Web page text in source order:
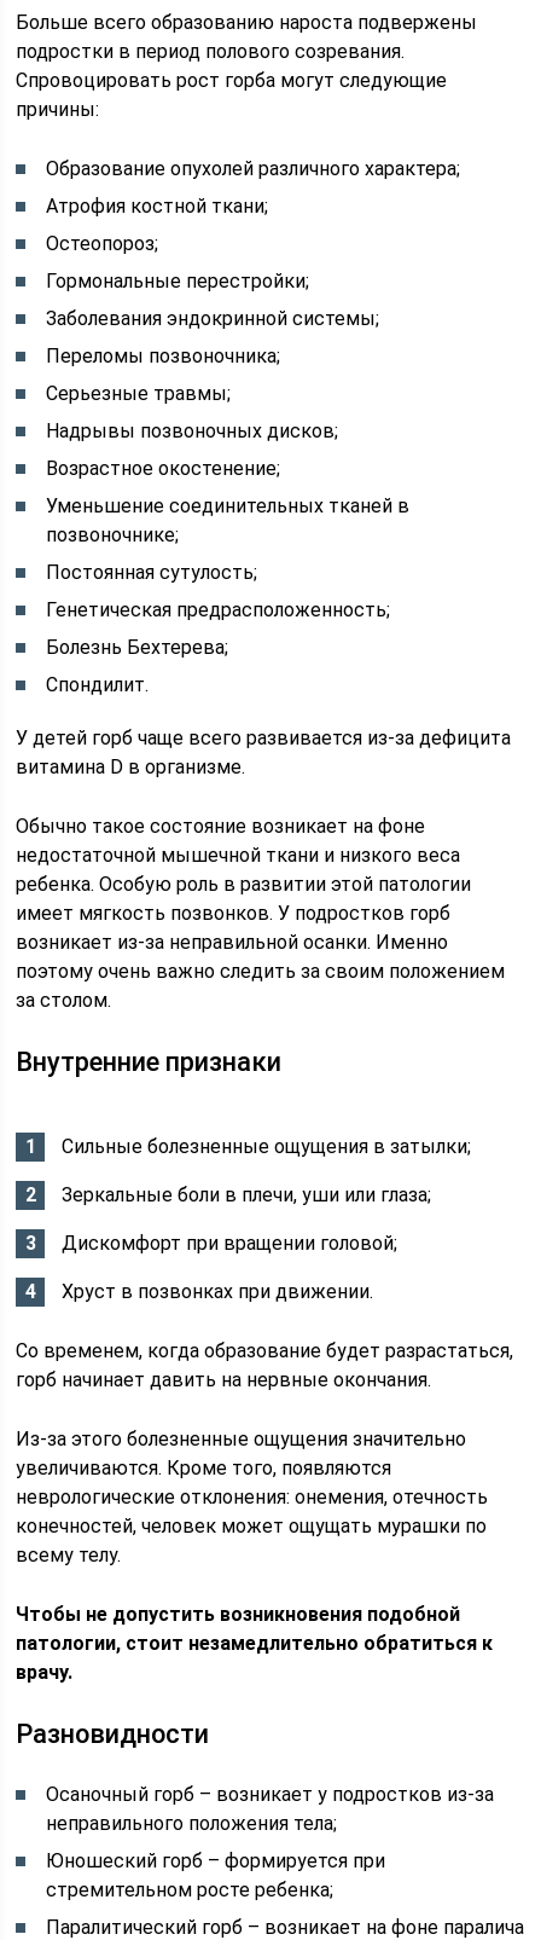
Больше всего образованию нароста подвержены
подростки в период полового созревания.
Спровоцировать рост горба могут следующие
причины:
Образование опухолей различного характера;
Атрофия костной ткани;
Остеопороз;
Гормональные перестройки;
Заболевания эндокринной системы;
Переломы позвоночника;
Серьезные травмы;
Надрывы позвоночных дисков;
Возрастное окостенение;
Уменьшение соединительных тканей в
позвоночнике;
Постоянная сутулость;
Генетическая предрасположенность;
Болезнь Бехтерева;
Спондилит.
У детей горб чаще всего развивается из-за дефицита
витамина D в организме.
Обычно такое состояние возникает на фоне
недостаточной мышечной ткани и низкого веса
ребенка. Особую роль в развитии этой патологии
имеет мягкость позвонков. У подростков горб
возникает из-за неправильной осанки. Именно
поэтому очень важно следить за своим положением
за столом.
Внутренние признаки
Сильные болезненные ощущения в затылки;
Зеркальные боли в плечи, уши или глаза;
Дискомфорт при вращении головой;
Хруст в позвонках при движении.
Со временем, когда образование будет разрастаться,
горб начинает давить на нервные окончания.
Из-за этого болезненные ощущения значительно
увеличиваются. Кроме того, появляются
неврологические отклонения: онемения, отечность
конечностей, человек может ощущать мурашки по
всему телу.
Чтобы не допустить возникновения подобной
патологии, стоит незамедлительно обратиться к
врачу.
Разновидности
Осаночный горб – возникает у подростков из-за
неправильного положения тела;
Юношеский горб – формируется при
стремительном росте ребенка;
Паралитический горб – возникает на фоне паралича